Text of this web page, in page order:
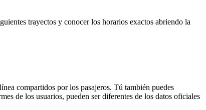
trayectos y conocer los horarios exactos abriendo la
compartidos por los pasajeros. Tú también puedes
de los usuarios, pueden ser diferentes de los datos oficiales